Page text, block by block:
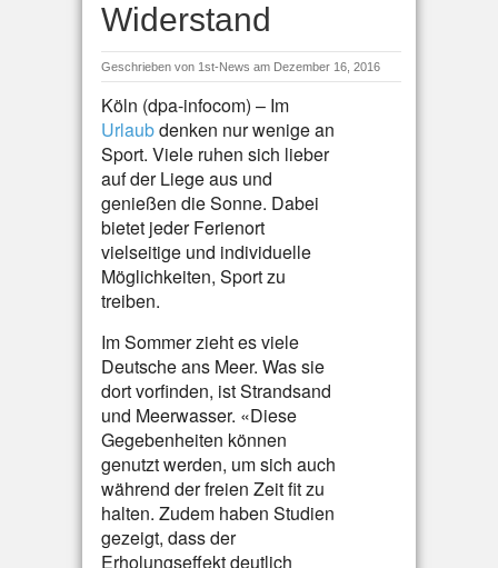
Widerstand
Geschrieben von 1st-News am Dezember 16, 2016
Köln (dpa-infocom) – Im
Urlaubdenken nur wenige an
Sport. Viele ruhen sich lieber
auf der Liege aus und
genießen die Sonne. Dabei
bietet jeder Ferienort
vielseitige und individuelle
Möglichkeiten, Sport zu
treiben.
Im Sommer zieht es viele
Deutsche ans Meer. Was sie
dort vorfinden, ist Strandsand
und Meerwasser. «Diese
Gegebenheiten können
genutzt werden, um sich auch
während der freien Zeit fit zu
halten. Zudem haben Studien
gezeigt, dass der
Erholungseffekt deutlich